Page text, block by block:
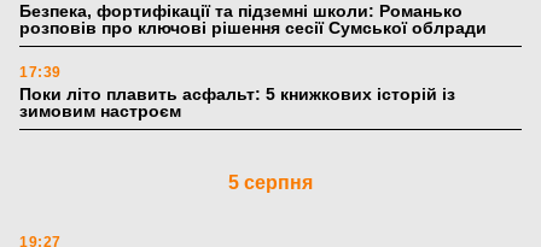
Безпека, фортифікації та підземні школи: Романько
розповів про ключові рішення сесії Сумської облради
17:39
Поки літо плавить асфальт: 5 книжкових історій із
зимовим настроєм
5 серпня
19:27